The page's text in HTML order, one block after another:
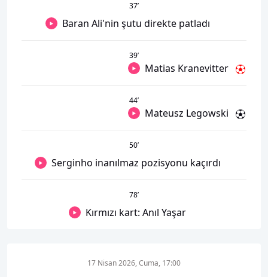
37’
Baran Ali'nin şutu direkte patladı
39’
Matias Kranevitter
44’
Mateusz Legowski
50’
Serginho inanılmaz pozisyonu kaçırdı
78’
Kırmızı kart: Anıl Yaşar
17 Nisan 2026, Cuma, 17:00